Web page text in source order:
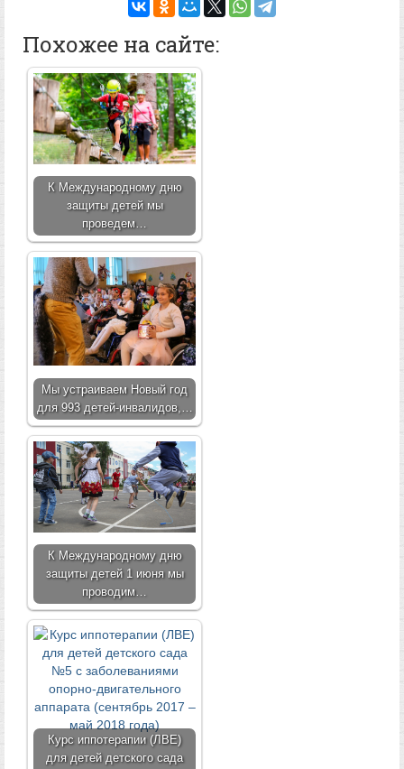
Похожее на сайте:
К Международному дню
защиты детей мы
проведем…
Мы устраиваем Новый год
для 993 детей-инвалидов,…
К Международному дню
защиты детей 1 июня мы
проводим…
Курс иппотерапии (ЛВЕ)
для детей детского сада